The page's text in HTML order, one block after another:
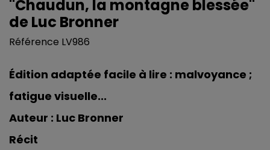
"Chaudun, la montagne blessée"
de Luc Bronner
Référence LV986
Édition adaptée facile à lire : malvoyance ;
fatigue visuelle...
Auteur : Luc Bronner
Récit